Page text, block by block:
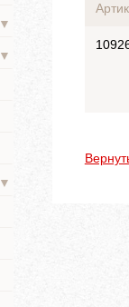
▼
▼
▼